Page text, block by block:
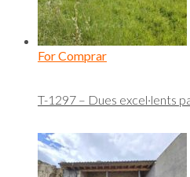
For Comprar
T-1297 – Dues excel·lents